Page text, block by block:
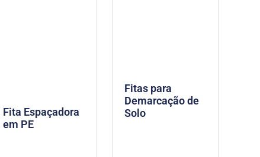
Fita Espaçadora
em PE
Fitas para
Demarcação de
Solo